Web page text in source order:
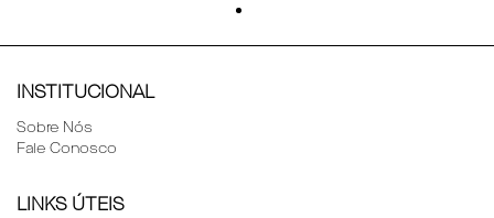
INSTITUCIONAL
Sobre Nós
Fale Conosco
LINKS ÚTEIS